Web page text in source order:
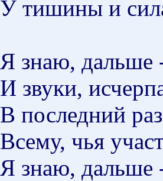
У тишины и
Я знаю, дальше
И звуки,
В последний
Всему, чья
Я знаю, дальше